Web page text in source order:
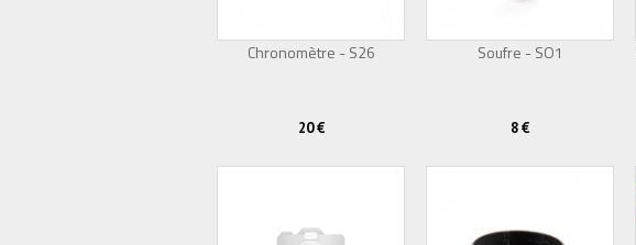
Chronomètre - S26
20 €
Soufre - SO1
8 €